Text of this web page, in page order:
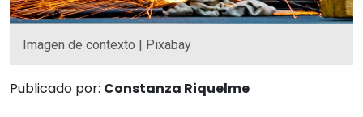
Imagen de contexto | Pixabay
Publicado por: Constanza Riquelme